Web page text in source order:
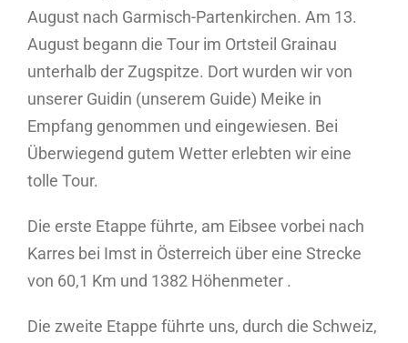
August nach Garmisch-Partenkirchen. Am 13.
August begann die Tour im Ortsteil Grainau
unterhalb der Zugspitze. Dort wurden wir von
unserer Guidin (unserem Guide) Meike in
Empfang genommen und eingewiesen. Bei
Überwiegend gutem Wetter erlebten wir eine
tolle Tour.
Die erste Etappe führte, am Eibsee vorbei nach
Karres bei Imst in Österreich über eine Strecke
von 60,1 Km und 1382 Höhenmeter .
Die zweite Etappe führte uns, durch die Schweiz,